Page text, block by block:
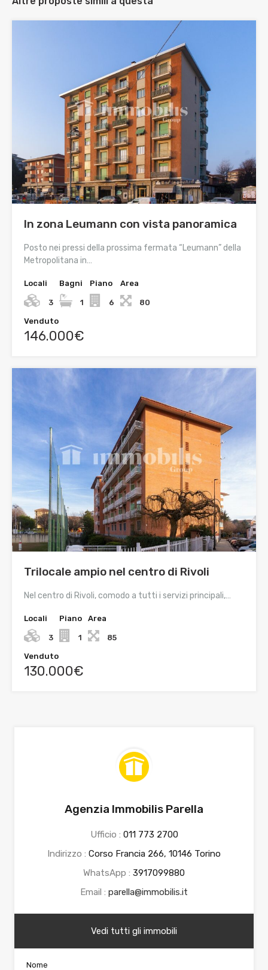
In zona Leumann con vista panoramica
Posto nei pressi della prossima fermata “Leumann” della
Metropolitana in…
Locali
3
Bagni
1
Piano
6
Area
80
Venduto
146.000€
Trilocale ampio nel centro di Rivoli
Nel centro di Rivoli, comodo a tutti i servizi principali,…
Locali
3
Piano
1
Area
85
Venduto
130.000€
Agenzia Immobilis Parella
Ufficio : 011 773 2700
Indirizzo : Corso Francia 266, 10146 Torino
WhatsApp : 3917099880
Email : parella@immobilis.it
Vedi tutti gli immobili
Nome